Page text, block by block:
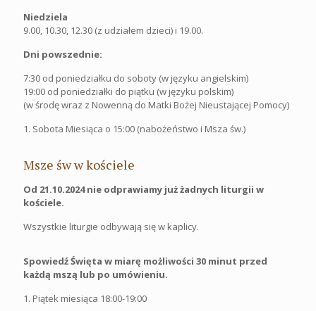
Niedziela
9.00, 10.30, 12.30 (z udziałem dzieci) i 19.00.
Dni powszednie:
7:30 od poniedziałku do soboty (w języku angielskim)
19:00 od poniedziałki do piątku (w języku polskim)
(w środę wraz z Nowenną do Matki Bożej Nieustającej Pomocy)
1. Sobota Miesiąca o 15:00 (nabożeństwo i Msza św.)
Msze św w kościele
Od 21.10.2024 nie odprawiamy już żadnych liturgii w
kościele.
Wszystkie liturgie odbywają się w kaplicy.
Spowiedź Święta w miarę możliwości 30 minut przed
każdą mszą lub po umówieniu.
1. Piątek miesiąca 18:00-19:00